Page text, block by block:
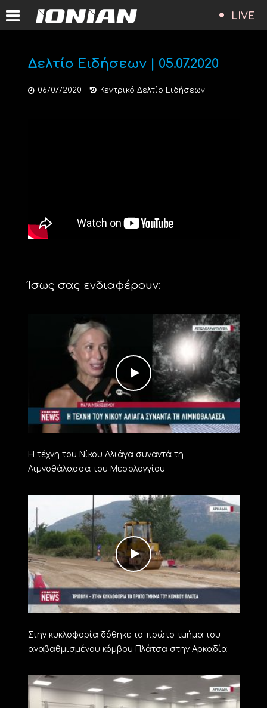
LIVE
Δελτίο Ειδήσεων | 05.07.2020
06/07/2020 Κεντρικό Δελτίο Ειδήσεων
Ίσως σας ενδιαφέρουν:
Η τέχνη του Νίκου Αλιάγα συναντά τη
Λιμνοθάλασσα του Μεσολογγίου
Στην κυκλοφορία δόθηκε το πρώτο τμήμα του
αναβαθμισμένου κόμβου Πλάτσα στην Αρκαδία